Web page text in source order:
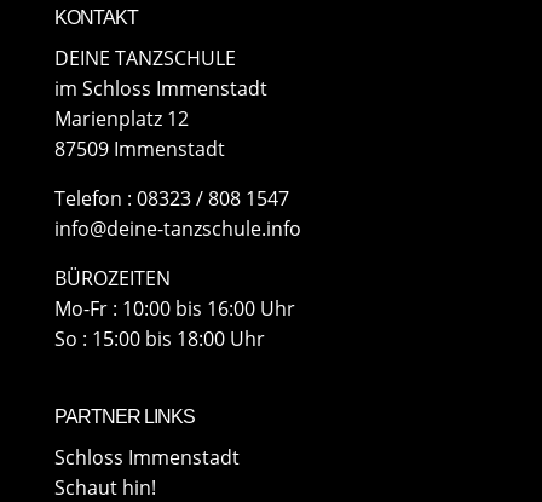
KONTAKT
DEINE TANZSCHULE
im Schloss Immenstadt
Marienplatz 12
87509 Immenstadt
​Telefon : 08323 / 808 1547
info@deine-tanzschule.info
BÜROZEITEN
Mo-Fr : 10:00 bis 16:00 Uhr
So : 15:00 bis 18:00 Uhr
PARTNER LINKS
Schloss Immenstadt
Schaut hin!